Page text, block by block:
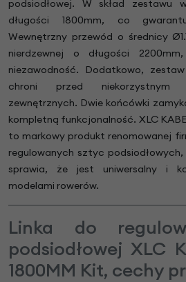
podsiodłowej. W skład zestawu
długości 1800mm, co
Wewnętrzny przewód o średnicy
nierdzewnej o długości
niezawodność. Dodatkowo,
chroni przed niekorzystnym
zewnętrznych. Dwie końcówki
kompletną funkcjonalność. XLC
to markowy produkt renomowanej
regulowanych sztyc
sprawia, że jest uniwersalny i
modelami rowerów.
Linka do
podsiodłowej XLC
1800MM Kit, cechy